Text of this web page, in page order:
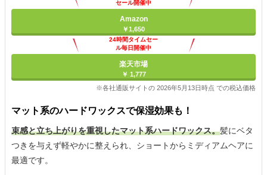
セール開催中
Amazon
￥1,650
24時間タイムセー
ル毎日開催中
楽天市場
￥ 1,777
※各社通販サイトの 2026年5月13日時点 での税込価格
マット系のハードワックスで保湿効果も！
束感と立ち上がりを重視したマット系ハードワックス。髪にベタ
つきを与えず軽やかに整えられ、ショートからミディアムヘアに
最適です。